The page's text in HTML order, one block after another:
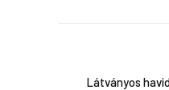
Látványos